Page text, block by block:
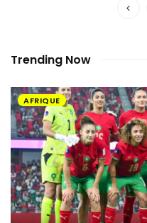
Trending Now
AFRIQUE